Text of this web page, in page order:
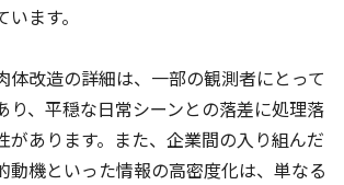
ます。
体改造の詳細は、一部の観測者にとって
り、平穏な日常シーンとの落差に処理落
があります。また、企業間の入り組んだ
動機といった情報の高密度化は、単なる